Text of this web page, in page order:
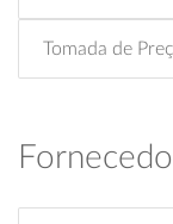
Tomada de